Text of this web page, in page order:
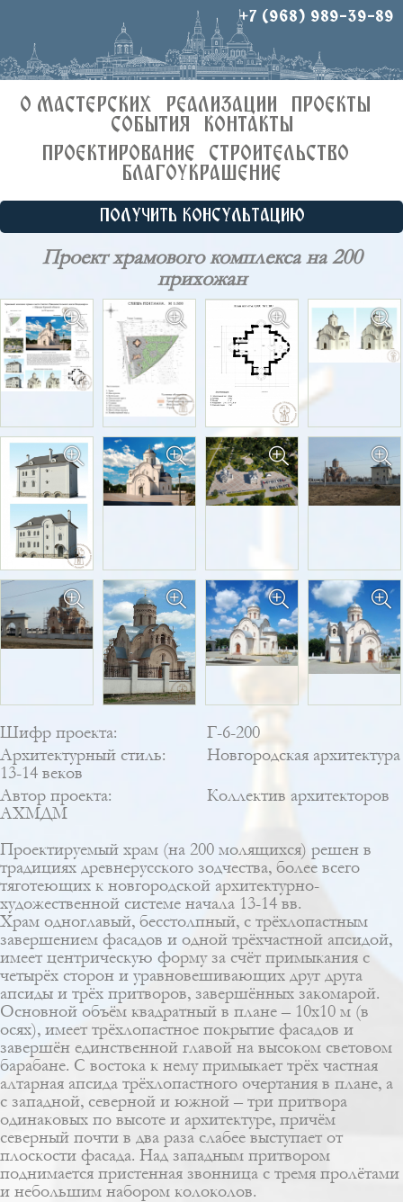
+7 (968) 989-39-89
О МАСТЕРСКИХ РЕАЛИЗАЦИИ
ПРОЕКТЫ
СОБЫТИЯ
КОНТАКТЫ
ПРОЕКТИРОВАНИЕ
СТРОИТЕЛЬСТВО
БЛАГОУКРАШЕНИЕ
ПОЛУЧИТЬ КОНСУЛЬТАЦИЮ
Проект храмового комплекса на 200
прихожан
Шифр проекта:
Г-6-200
Архитектурный стиль:
Новгородская архитектура
13-14 веков
Автор проекта:
Коллектив архитекторов
АХМДМ
Проектируемый храм (на 200 молящихся) решен в
традициях древнерусского зодчества, более всего
тяготеющих к новгородской архитектурно-
художественной системе начала 13-14 вв.
Храм одноглавый, бесстолпный, с трёхлопастным
завершением фасадов и одной трёхчастной апсидой,
имеет центрическую форму за счёт примыкания с
четырёх сторон и уравновешивающих друг друга
апсиды и трёх притворов, завершённых закомарой.
Основной объём квадратный в плане – 10х10 м (в
осях), имеет трёхлопастное покрытие фасадов и
завершён единственной главой на высоком световом
барабане. С востока к нему примыкает трёх частная
алтарная апсида трёхлопастного очертания в плане, а
с западной, северной и южной – три притвора
одинаковых по высоте и архитектуре, причём
северный почти в два раза слабее выступает от
плоскости фасада. Над западным притвором
поднимается пристенная звонница с тремя пролётами
и небольшим набором колоколов.